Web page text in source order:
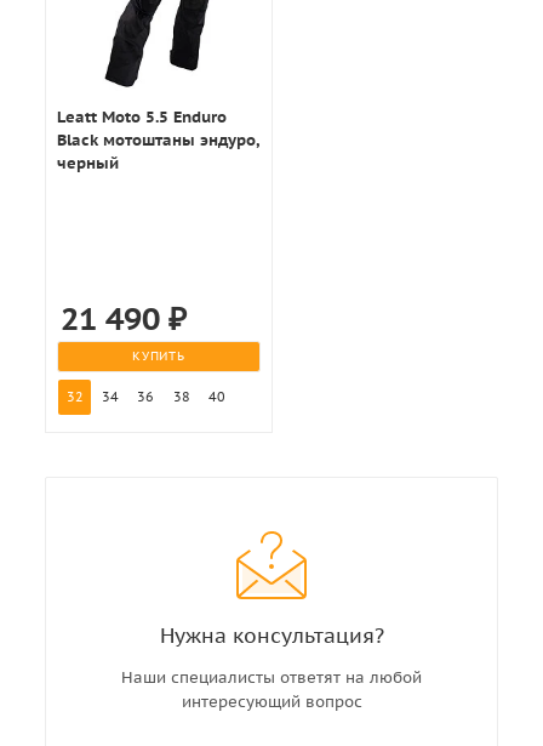
Leatt Moto 5.5 Enduro
Black мотоштаны эндуро,
черный
21 490₽
КУПИТЬ
32 34 36 38 40
Нужна консультация?
Наши специалисты ответят на любой
интересующий вопрос